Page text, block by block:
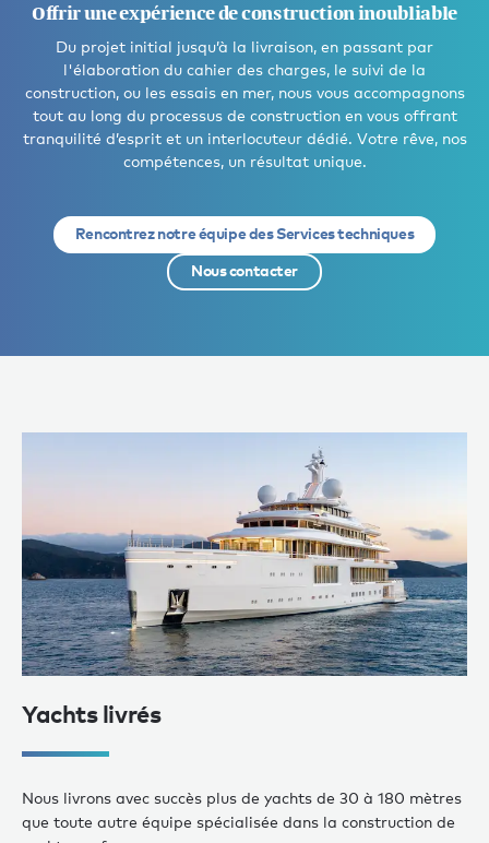
Offrir une expérience de construction inoubliable
Du projet initial jusqu’à la livraison, en passant par
l'élaboration du cahier des charges, le suivi de la
construction, ou les essais en mer, nous vous accompagnons
tout au long du processus de construction en vous offrant
tranquilité d’esprit et un interlocuteur dédié. Votre rêve, nos
compétences, un résultat unique.
Rencontrez notre équipe des Services techniques
Nous contacter
Yachts livrés
Nous livrons avec succès plus de yachts de 30 à 180 mètres
que toute autre équipe spécialisée dans la construction de